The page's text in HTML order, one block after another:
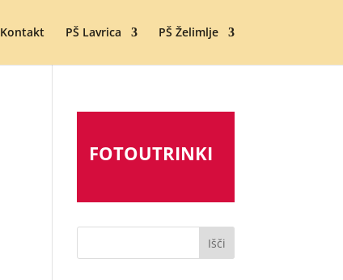
Kontakt PŠ Lavrica PŠ Želimlje
FOTOUTRINKI